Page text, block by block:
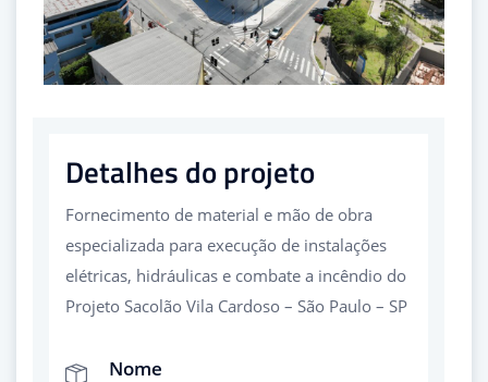
Detalhes do projeto
Fornecimento de material e mão de obra
especializada para execução de instalações
elétricas, hidráulicas e combate a incêndio do
Projeto Sacolão Vila Cardoso – São Paulo – SP
Nome